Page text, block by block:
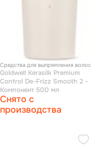
Средства для выпрямления волос
Goldwell Kerasilk Premium
Control De-Frizz Smooth 2 -
Компонент 500 мл
Снято с
производства